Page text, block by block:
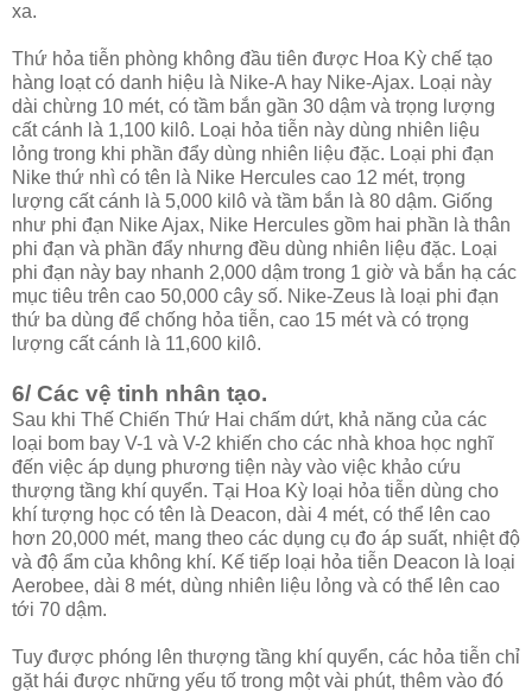
xa.
Thứ hỏa tiễn phòng không đầu tiên được Hoa Kỳ chế tạo
hàng loạt có danh hiệu là Nike-A hay Nike-Ajax. Loại này
dài chừng 10 mét, có tầm bắn gần 30 dậm và trọng lượng
cất cánh là 1,100 kilô. Loại hỏa tiễn này dùng nhiên liệu
lỏng trong khi phần đẩy dùng nhiên liệu đặc. Loại phi đạn
Nike thứ nhì có tên là Nike Hercules cao 12 mét, trọng
lượng cất cánh là 5,000 kilô và tầm bắn là 80 dậm. Giống
như phi đạn Nike Ajax, Nike Hercules gồm hai phần là thân
phi đạn và phần đẩy nhưng đều dùng nhiên liệu đặc. Loại
phi đạn này bay nhanh 2,000 dậm trong 1 giờ và bắn hạ các
mục tiêu trên cao 50,000 cây số. Nike-Zeus là loại phi đạn
thứ ba dùng để chống hỏa tiễn, cao 15 mét và có trọng
lượng cất cánh là 11,600 kilô.
6/ Các vệ tinh nhân tạo.
Sau khi Thế Chiến Thứ Hai chấm dứt, khả năng của các
loại bom bay V-1 và V-2 khiến cho các nhà khoa học nghĩ
đến việc áp dụng phương tiện này vào việc khảo cứu
thượng tầng khí quyển. Tại Hoa Kỳ loại hỏa tiễn dùng cho
khí tượng học có tên là Deacon, dài 4 mét, có thể lên cao
hơn 20,000 mét, mang theo các dụng cụ đo áp suất, nhiệt độ
và độ ẩm của không khí. Kế tiếp loại hỏa tiễn Deacon là loại
Aerobee, dài 8 mét, dùng nhiên liệu lỏng và có thể lên cao
tới 70 dậm.
Tuy được phóng lên thượng tầng khí quyển, các hỏa tiễn chỉ
gặt hái được những yếu tố trong một vài phút, thêm vào đó